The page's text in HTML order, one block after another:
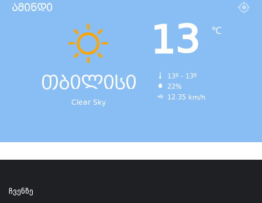
ამინდი
თბილისი
Clear Sky
13 ℃
13º - 13º
22%
12.35 km/h
ჩვენზე